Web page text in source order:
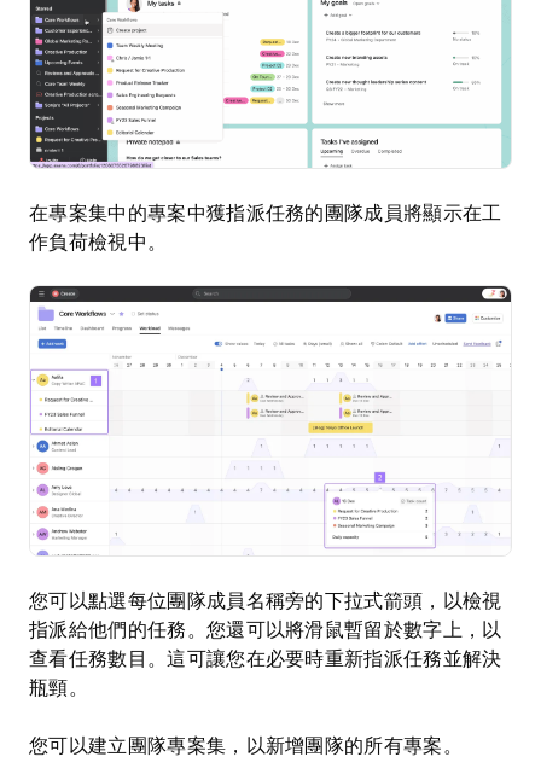
在專案集中的專案中獲指派任務的團隊成員將顯示在工
作負荷檢視中。
您可以點選每位團隊成員名稱旁的下拉式箭頭，以檢視
指派給他們的任務。您還可以將滑鼠暫留於數字上，以
查看任務數目。這可讓您在必要時重新指派任務並解決
瓶頸。
您可以建立團隊專案集，以新增團隊的所有專案。